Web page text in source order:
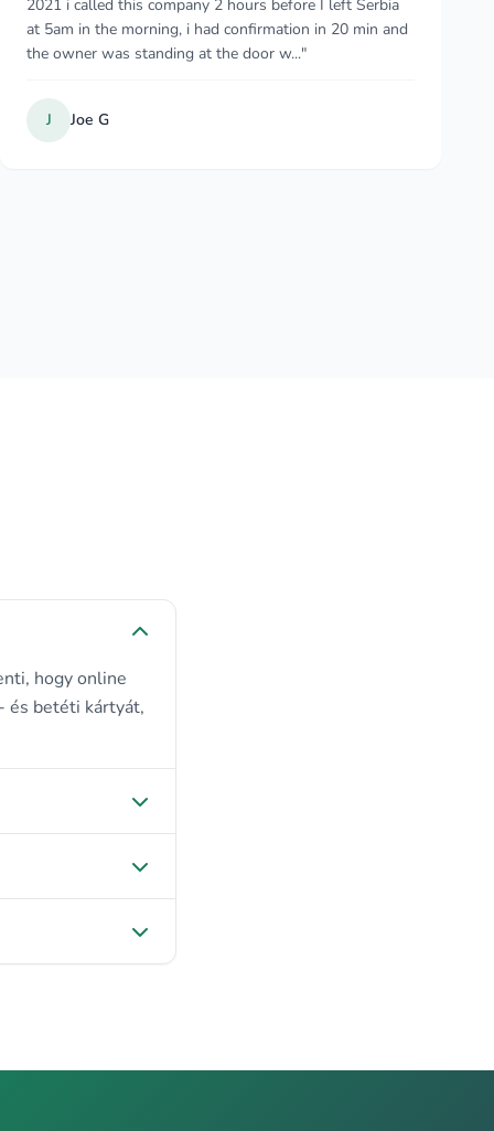
and the price was fair. The driver arrived on time, was
friendly and drove with great care, considering we were
travelling with our young son. When..."
C
hogy online
és betéti kártyát,